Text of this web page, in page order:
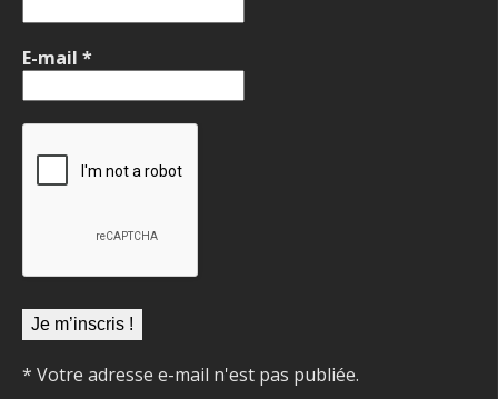
E-mail *
* Votre adresse e-mail n'est pas publiée.